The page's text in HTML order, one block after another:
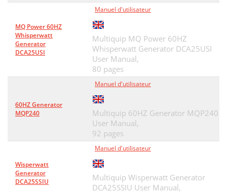
MQ Power 60HZ
Whisperwatt
Generator
DCA25USI
Manuel d'utilisateur
Multiquip MQ Power 60HZ
Whisperwatt Generator DCA25USI
User Manual,
80 pages
60HZ Generator
MQP240
Manuel d'utilisateur
Multiquip 60HZ Generator MQP240
User Manual,
92 pages
Wisperwatt
Generator
DCA25SSIU
Manuel d'utilisateur
Multiquip Wisperwatt Generator
DCA25SSIU User Manual,